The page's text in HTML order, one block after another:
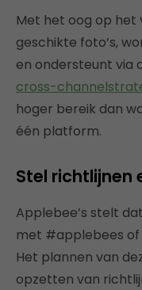
Met het oog op het
geschikte foto’s,
en ondersteunt via
cross-
hoger bereik dan
één platform.
Stel richtlijnen
Applebee’s stelt
met #applebees of
Het plannen van
opzetten van